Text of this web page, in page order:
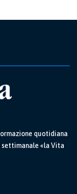
quotidiana
«la Vita